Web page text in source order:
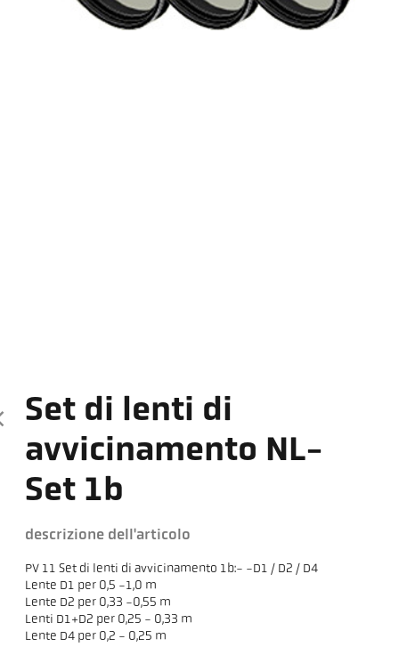
Set di lenti di
avvicinamento NL-
Set 1b
descrizione dell'articolo
PV 11 Set di lenti di avvicinamento 1b:- -D1 / D2 / D4
Lente D1 per 0,5 -1,0 m
Lente D2 per 0,33 -0,55 m
Lenti D1+D2 per 0,25 - 0,33 m
Lente D4 per 0,2 - 0,25 m